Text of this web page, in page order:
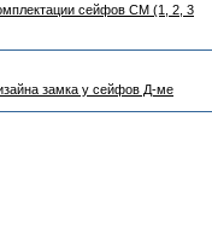
сейфов СМ (1, 2, 3
замка у сейфов Д-ме